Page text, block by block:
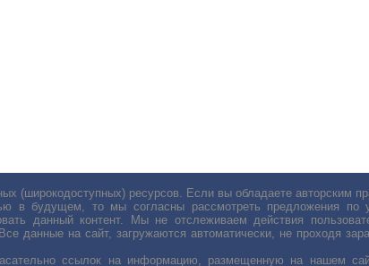
(широкодоступных) ресурсов. Если вы обладаете авторским
в будущем, то мы согласны рассмотреть предложения по
данный контент. Мы не отслеживаем действия
данные на сайт, загружаются автоматически, не проходя
ссылок на информацию, размещенную на нашем